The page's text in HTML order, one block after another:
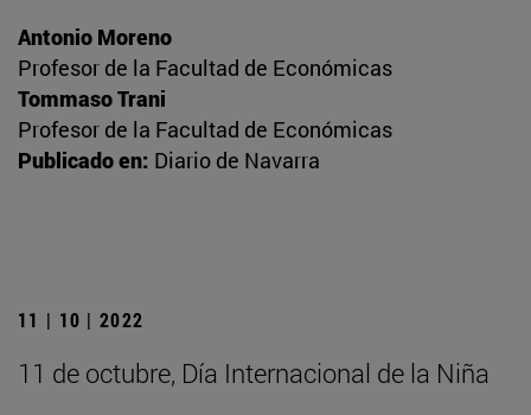
Antonio Moreno
Profesor de la Facultad de Económicas
Tommaso Trani
Profesor de la Facultad de Económicas
Publicado en: Diario de Navarra
11 | 10 | 2022
11 de octubre, Día Internacional de la Niña